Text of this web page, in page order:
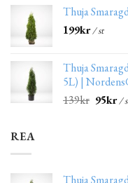
Thuja
199kr/ st
Thuja
5L) |
139kr 95kr/
REA
Thuja